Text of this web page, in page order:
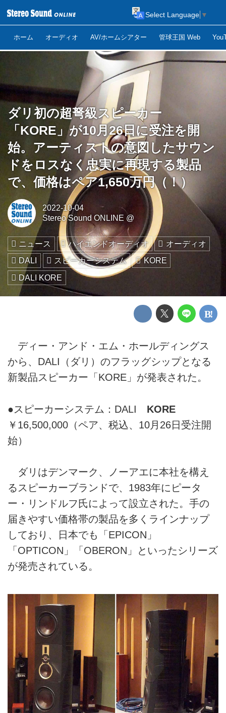
ホーム オーディオ AV/ホームシアター 管球王国 Web
Select Language ▼
ダリ初の超弩級スピーカー
「KORE」が10月26日に受注を開
始。アーティストの意図したサウン
ドをロスなく忠実に再現する製品
で、価格はペア1,650万円（！）
2022-10-04
Stereo Sound ONLINE @
ニュース ハイエンドオーディオ
オーディオ
DALI
スピーカーシステム
KORE
DALI KORE
ディー・アンド・エム・ホールディングス
から、DALI（ダリ）のフラッグシップとなる
新製品スピーカー「KORE」が発表された。
●スピーカーシステム：DALI KORE
￥16,500,000（ペア、税込、10月26日受注開
始）
ダリはデンマーク、ノーアエに本社を構え
るスピーカーブランドで、1983年にピータ
ー・リンドルフ氏によって設立された。手の
届きやすい価格帯の製品を多くラインナップ
しており、日本でも「EPICON」
「OPTICON」「OBERON」といったシリーズ
が発売されている。